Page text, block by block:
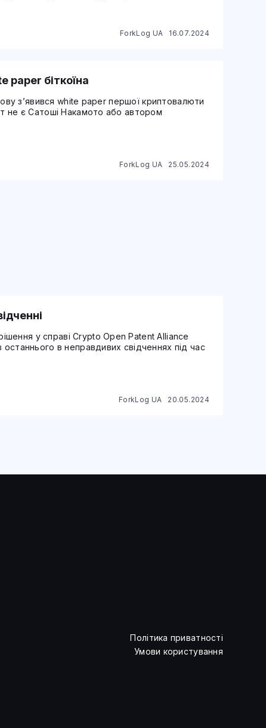
ForkLog UA 16.07.2024
paper біткоїна
з’явився white paper першої криптовалюти
не є Сатоші Накамото або автором
ForkLog UA 25.05.2024
у справі Crypto Open Patent Alliance
в неправдивих свідченнях під час
ForkLog UA 20.05.2024
Політика приватності
Умови користування